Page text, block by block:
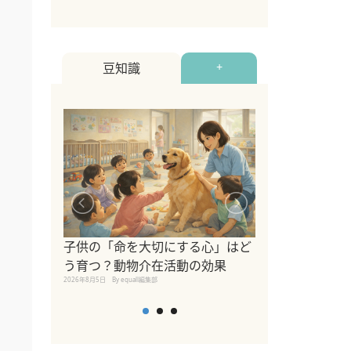
豆知識 +
子供の「命を大切にする心」はど
う育つ？動物介在活動の効果
2026年8月5日 By equall編集部